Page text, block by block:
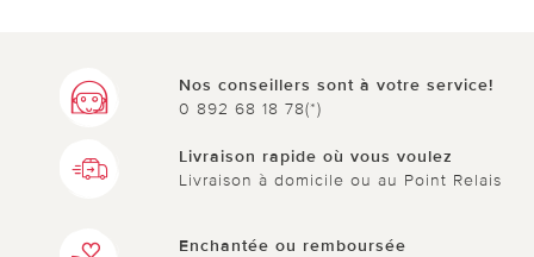
Nos conseillers sont à votre service!
0 892 68 18 78(*)
Livraison rapide où vous voulez
Livraison à domicile ou au Point Relais
Enchantée ou remboursée